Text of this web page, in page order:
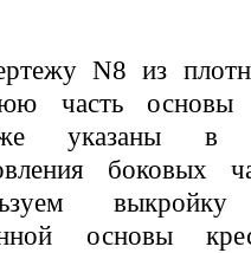
N8 из
часть
указаны в
боковых
основы